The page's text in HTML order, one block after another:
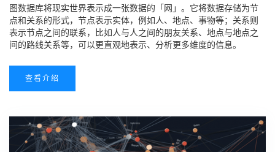
图数据库将现实世界表示成一张数据的「网」。它将数据存储为节
点和关系的形式，节点表示实体，例如人、地点、事物等；关系则
表示节点之间的联系，比如人与人之间的朋友关系、地点与地点之
间的路线关系等，可以更直观地表示、分析更多维度的信息。
查看介绍